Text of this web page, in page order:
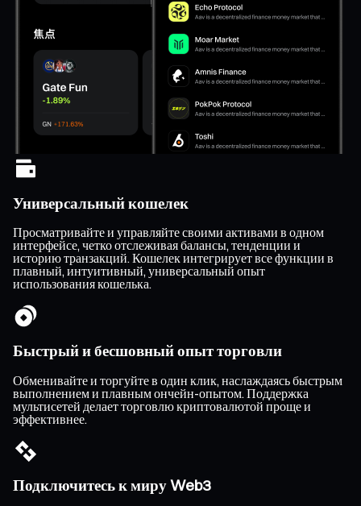
Универсальный кошелек
Просматривайте и управляйте своими активами в одном
интерфейсе, четко отслеживая балансы, тенденции и
историю транзакций. Кошелек интегрирует все функции в
плавный, интуитивный, универсальный опыт
использования кошелька.
Быстрый и бесшовный опыт торговли
Обменивайте и торгуйте в один клик, наслаждаясь быстрым
выполнением и плавным ончейн-опытом. Поддержка
мультисетей делает торговлю криптовалютой проще и
эффективнее.
Подключитесь к миру Web3